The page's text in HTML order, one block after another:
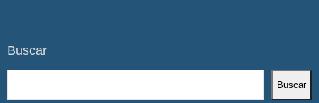
Buscar
Buscar